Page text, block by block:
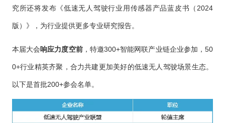
究所还将发布《低速无人驾驶行业用传感器产品蓝皮书（2024
版）》，为行业提供更多专业研究报告。
本届大会响应力度空前，特邀300+智能网联产业链企业参加，50
0+行业精英齐聚，合力共建更加美好的低速无人驾驶场景生态。
以下是首批200+参会名单。